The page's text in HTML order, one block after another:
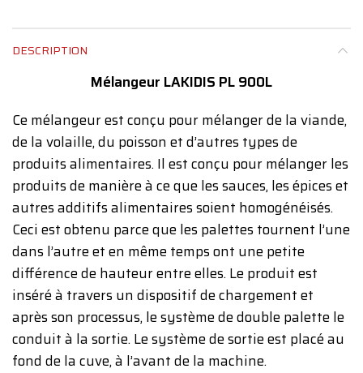
DESCRIPTION
Mélangeur LAKIDIS PL 900L
Ce mélangeur est conçu pour mélanger de la viande,
de la volaille, du poisson et d’autres types de
produits alimentaires. Il est conçu pour mélanger les
produits de manière à ce que les sauces, les épices et
autres additifs alimentaires soient homogénéisés.
Ceci est obtenu parce que les palettes tournent l’une
dans l’autre et en même temps ont une petite
différence de hauteur entre elles. Le produit est
inséré à travers un dispositif de chargement et
après son processus, le système de double palette le
conduit à la sortie. Le système de sortie est placé au
fond de la cuve, à l’avant de la machine.